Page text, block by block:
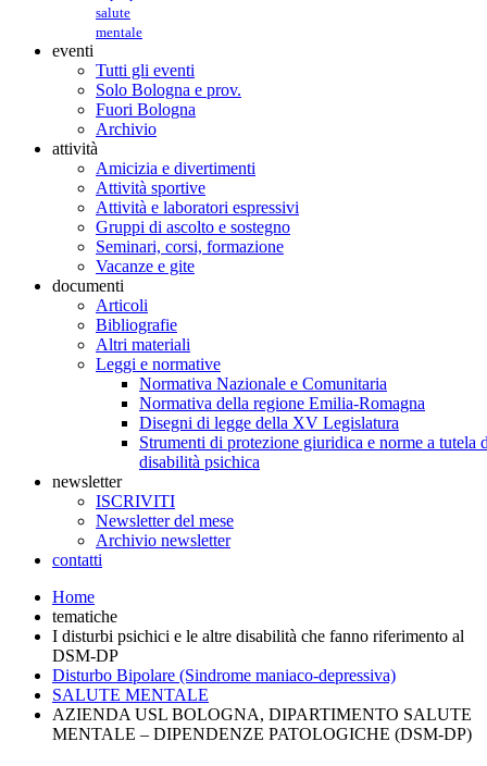
salute
mentale
eventi
Tutti gli eventi
Solo Bologna e prov.
Fuori Bologna
Archivio
attività
Amicizia e divertimenti
Attività sportive
Attività e laboratori espressivi
Gruppi di ascolto e sostegno
Seminari, corsi, formazione
Vacanze e gite
documenti
Articoli
Bibliografie
Altri materiali
Leggi e normative
Normativa Nazionale e Comunitaria
Normativa della regione Emilia-Romagna
Disegni di legge della XV Legislatura
Strumenti di protezione giuridica e norme a tutela
disabilità psichica
newsletter
ISCRIVITI
Newsletter del mese
Archivio newsletter
contatti
Home
tematiche
I disturbi psichici e le altre disabilità che fanno riferimento al
DSM-DP
Disturbo Bipolare (Sindrome maniaco-depressiva)
SALUTE MENTALE
AZIENDA USL BOLOGNA, DIPARTIMENTO SALUTE
MENTALE – DIPENDENZE PATOLOGICHE (DSM-DP)